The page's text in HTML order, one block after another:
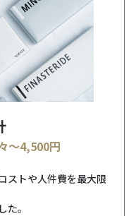
～4,500円
ストや人件費を最大限
。